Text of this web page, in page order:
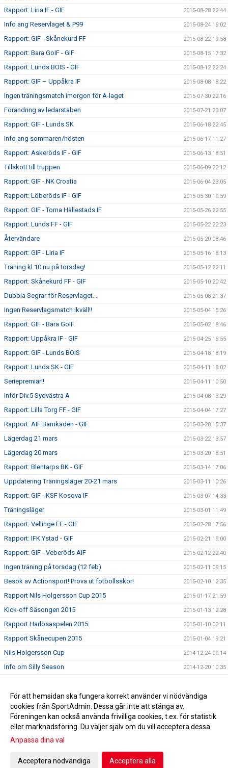
Rapport: Liria IF - GIF 2015-08-28 22:44
Info ang Reservlaget & P99 2015-08-24 16:02
Rapport: GIF - Skånekurd FF 2015-08-22 19:58
Rapport: Bara GoIF - GIF 2015-08-15 17:32
Rapport: Lunds BOIS - GIF 2015-08-12 22:24
Rapport: GIF – Uppåkra IF 2015-08-08 18:22
Ingen träningsmatch imorgon för A-laget 2015-07-30 22:16
Förändring av ledarstaben 2015-07-21 23:07
Rapport: GIF - Lunds SK 2015-06-18 22:45
Info ang sommaren/hösten 2015-06-17 11:27
Rapport: Askeröds IF - GIF 2015-06-13 18:51
Tillskott till truppen 2015-06-09 22:12
Rapport: GIF - NK Croatia 2015-06-04 23:05
Rapport: Löberöds IF - GIF 2015-05-30 19:59
Rapport: GIF - Torna Hällestads IF 2015-05-26 22:55
Rapport: Lunds FF - GIF 2015-05-22 22:23
Återvändare 2015-05-20 08:46
Rapport: GIF - Liria IF 2015-05-16 18:13
Träning kl 10 nu på torsdag! 2015-05-12 22:11
Rapport: Skånekurd FF - GIF 2015-05-10 20:42
Dubbla Segrar för Reservlaget... 2015-05-08 21:37
Ingen Reservlagsmatch ikväll!! 2015-05-04 15:26
Rapport: GIF - Bara GoIF 2015-05-02 18:46
Rapport: Uppåkra IF - GIF 2015-04-25 16:55
Rapport: GIF - Lunds BOIS 2015-04-18 18:19
Rapport: Lunds SK - GIF 2015-04-11 18:02
Seriepremiär!! 2015-04-11 10:50
Inför Div.5 Sydvästra A 2015-04-08 13:29
Rapport: Lilla Torg FF - GIF 2015-04-04 17:27
Rapport: AIF Barrikaden - GIF 2015-03-28 15:37
Lägerdag 21 mars 2015-03-22 13:57
Lägerdag 20 mars 2015-03-20 18:51
Rapport: Blentarps BK - GIF 2015-03-14 17:06
Uppdatering Träningsläger 20-21 mars 2015-03-11 10:26
Rapport: GIF - KSF Kosova IF 2015-03-07 14:33
Träningsläger 2015-03-01 11:49
Rapport: Vellinge FF - GIF 2015-02-28 17:56
Rapport: IFK Ystad - GIF 2015-02-21 19:00
Rapport: GIF - Veberöds AIF 2015-02-12 22:40
Ingen träning på torsdag (12 feb) 2015-02-11 09:15
Besök av Actionsport! Prova ut fotbollsskor! 2015-02-10 12:35
Rapport Nils Holgersson Cup 2015 2015-01-17 21:59
Kick-off Säsongen 2015 2015-01-13 12:28
Rapport Harlösaspelen 2015 2015-01-10 02:11
Rapport Skånecupen 2015 2015-01-04 19:21
Nils Holgersson Cup 2014-12-24 09:14
Info om Silly Season 2014-12-20 10:35
Skånecupen 2014-12-20 10:33
Serien 2015 2014-12-20 10:32
Gå till Webbversion
För att hemsidan ska fungera korrekt använder vi nödvändiga
cookies från SportAdmin. Dessa går inte att stänga av.
Föreningen kan också använda frivilliga cookies, t.ex. för statistik
eller marknadsföring. Du väljer själv om du vill acceptera dessa.
Anpassa dina val
Acceptera nödvändiga Acceptera alla